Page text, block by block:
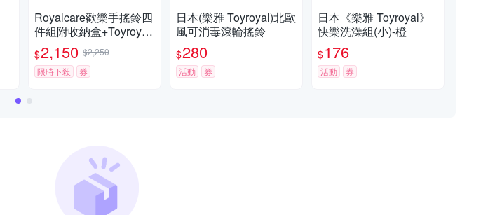
Royalcare歡樂手搖鈴四
件組附收納盒+Toyroyal
音樂健力架
$2,150 $2,250
限時下殺
券
日本(樂雅 Toyroyal)北歐
風可消毒滾輪搖鈴
$280
活動 券
日本《樂雅 Toyroyal》
快樂洗澡組(小)-橙
$176
活動 券